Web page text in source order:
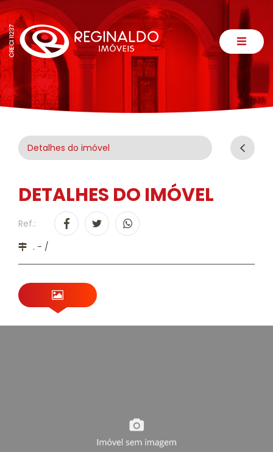
Detalhes do imóvel
DETALHES DO IMÓVEL
Ref.:
. - /